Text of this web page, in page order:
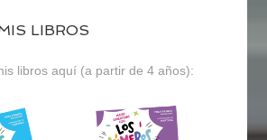
LIBROS
libros aquí (a partir de 4 años):